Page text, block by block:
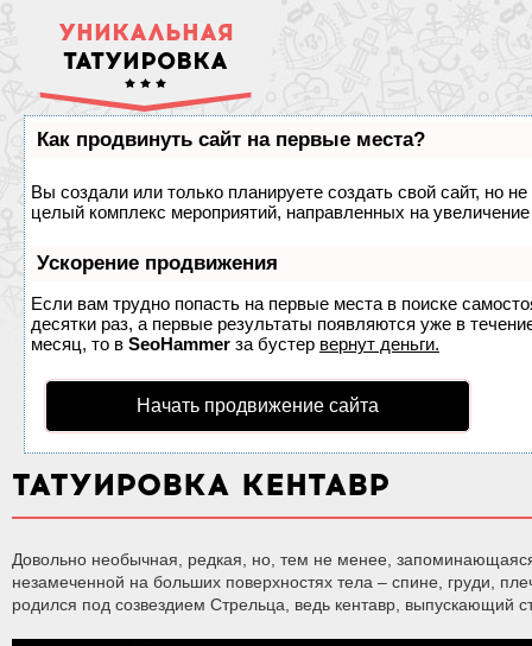
УНИКАЛЬНАЯ
ТАТУИРОВКА
Как продвинуть сайт на первые места?
Вы создали или только планируете создать свой сайт, но
целый комплекс мероприятий, направленных на
Ускорение продвижения
Если вам трудно попасть на первые места в поиске
десятки раз, а первые результаты появляются уже в
месяц, то в SeoHammer за бустер вернут деньги.
Начать продвижение сайта
ТАТУИРОВКА КЕНТАВР
Довольно необычная, редкая, но, тем не менее,
незамеченной на больших поверхностях тела – спине, груди,
родился под созвездием Стрельца, ведь кентавр, выпускающий